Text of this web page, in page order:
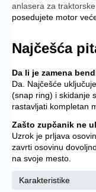
anlasera za
posedujete motor
Najčešća
Da li je zamena
Da. Najčešće
(snap ring) i skidanje
rastavljati kompletan
Zašto zupčanik ne
Uzrok je prljava
zavrti osovinu
na svoje mesto.
Karakteristike